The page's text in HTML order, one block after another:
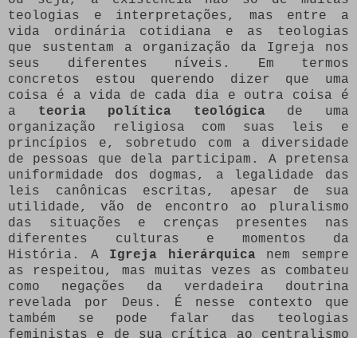
teologias e interpretações, mas entre a
vida ordinária cotidiana e as teologias
que sustentam a organização da Igreja nos
seus diferentes níveis. Em termos
concretos estou querendo dizer que uma
coisa é a vida de cada dia e outra coisa é
a teoria política teológica de uma
organização religiosa com suas leis e
princípios e, sobretudo com a diversidade
de pessoas que dela participam. A pretensa
uniformidade dos dogmas, a legalidade das
leis canônicas escritas, apesar de sua
utilidade, vão de encontro ao pluralismo
das situações e crenças presentes nas
diferentes culturas e momentos da
História. AIgreja hierárquica nem sempre
as respeitou, mas muitas vezes as combateu
como negações da verdadeira doutrina
revelada por Deus. É nesse contexto que
também se pode falar das teologias
feministas e de sua crítica ao centralismo